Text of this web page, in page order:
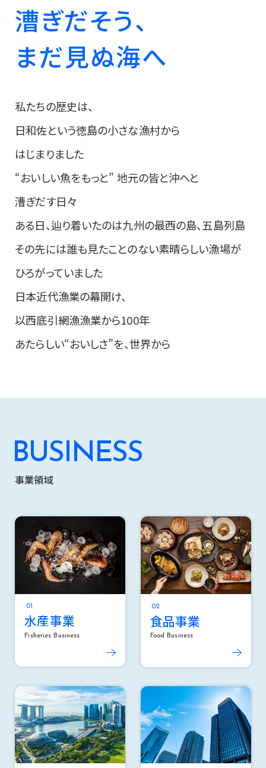
漕ぎだそう、
まだ見ぬ海へ
私たちの歴史は、
日和佐という徳島の小さな漁村から
はじまりました
“おいしい魚をもっと” 地元の皆と沖へと
漕ぎだす日々
ある日、辿り着いたのは九州の最西の島、五島列島
その先には誰も見たことのない素晴らしい漁場が
ひろがっていました
日本近代漁業の幕開け、
以西底引網漁漁業から100年
あたらしい“おいしさ”を、世界から
BUSINESS
事業領域
水産事業
Fisheries Business
食品事業
Food Business